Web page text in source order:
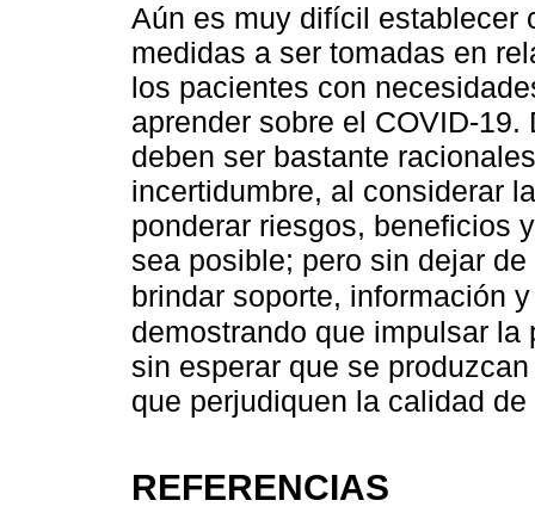
Aún es muy difícil establecer
medidas a ser tomadas en
los pacientes con
aprender sobre el COVID-
deben ser bastante
incertidumbre, al considerar
ponderar riesgos, beneficios
sea posible; pero sin dejar
brindar soporte, información
demostrando que impulsar
sin esperar que se
que perjudiquen la calidad de
REFERENCIAS